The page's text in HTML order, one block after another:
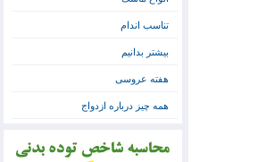
تناسب اندام
بیشتر بدانیم
هفته عروسی
همه چیز درباره ازدواج